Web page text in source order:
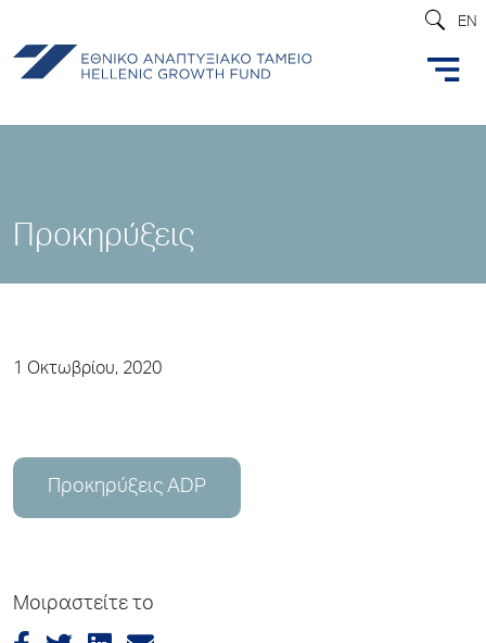
EN
Προκηρύξεις
1 Οκτωβρίου, 2020
Προκηρύξεις ADP
Μοιραστείτε το